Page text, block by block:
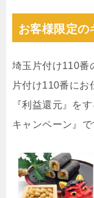
お客様限定の
埼玉片付け110番
片付け110番にお
『利益還元』を
キャンペーン』で